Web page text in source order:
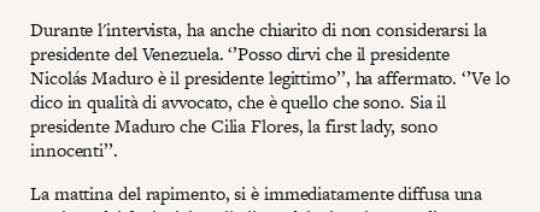
Durante l'intervista, ha anche chiarito di non considerarsi la
presidente del Venezuela. ‘’Posso dirvi che il presidente
Nicolás Maduro è il presidente legittimo’’, ha affermato. ‘’Ve lo
dico in qualità di avvocato, che è quello che sono. Sia il
presidente Maduro che Cilia Flores, la first lady, sono
innocenti’’.
La mattina del rapimento, si è immediatamente diffusa una